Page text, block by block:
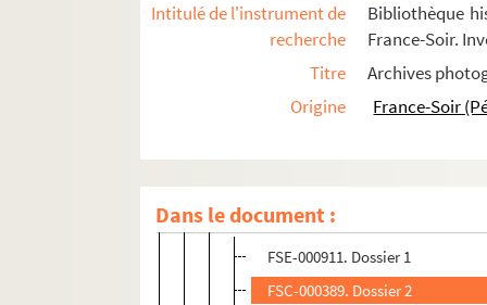
Intitulé de l'instrument de
recherche
Bibliothèque
France-Soir.
Titre
Archives
Origine
France-Soir
Dans le document :
FSE-004349. Bailleux
FSC-000387. Bailly, Lucien
FSE-000908. Baldassari, Jean
FSE-000909. Baldasseroni, Albert
FSE-000910. Baldini, Roberto
Ballanger, Felicia
FSE-000911. Dossier 1
FSC-000389. Dossier 2